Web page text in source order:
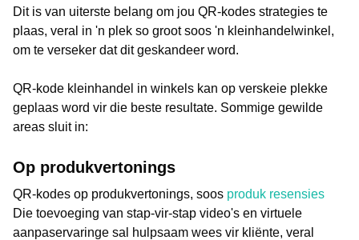
Dit is van uiterste belang om jou QR-kodes strategies te
plaas, veral in 'n plek so groot soos 'n kleinhandelwinkel,
om te verseker dat dit geskandeer word.
QR-kode kleinhandel in winkels kan op verskeie plekke
geplaas word vir die beste resultate. Sommige gewilde
areas sluit in:
Op produkvertonings
QR-kodes op produkvertonings, soos produk resensies
Die toevoeging van stap-vir-stap video's en virtuele
aanpaservaringe sal hulpsaam wees vir kliënte, veral